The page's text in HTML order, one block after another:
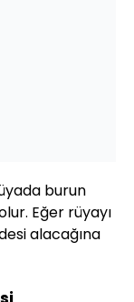
burun
Eğer rüyayı
alacağına